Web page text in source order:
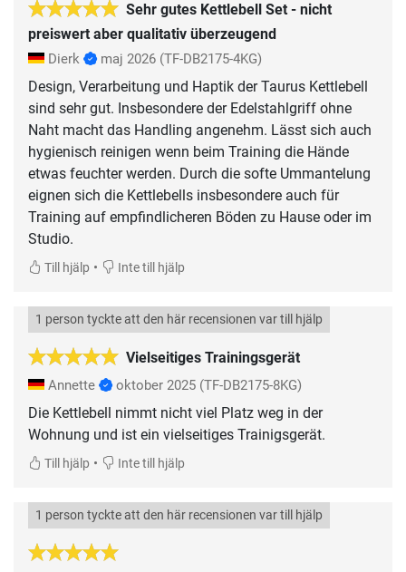
Sehr gutes Kettlebell Set - nicht
preiswert aber qualitativ überzeugend
Dierk maj 2026 (TF-DB2175-4KG)
Design, Verarbeitung und Haptik der Taurus Kettlebell
sind sehr gut. Insbesondere der Edelstahlgriff ohne
Naht macht das Handling angenehm. Lässt sich auch
hygienisch reinigen wenn beim Training die Hände
etwas feuchter werden. Durch die softe Ummantelung
eignen sich die Kettlebells insbesondere auch für
Training auf empfindlicheren Böden zu Hause oder im
Studio.
Till hjälp • Inte till hjälp
Vielseitiges Trainingsgerät
1 person tyckte att den här recensionen var till hjälp
Annette oktober 2025 (TF-DB2175-8KG)
Die Kettlebell nimmt nicht viel Platz weg in der
Wohnung und ist ein vielseitiges Trainigsgerät.
Till hjälp • Inte till hjälp
1 person tyckte att den här recensionen var till hjälp